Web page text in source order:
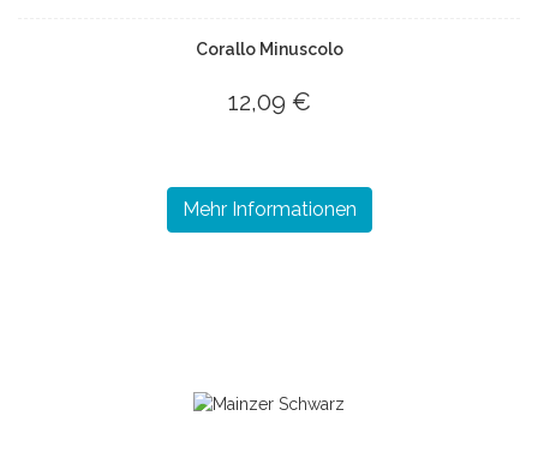
Corallo Minuscolo
12,09 €
Mehr Informationen